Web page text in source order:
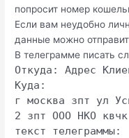
попросит номер
Если вам неудобно
данные можно
В телеграмме писать
Откуда: Адрес
Куда:
г москва зпт ул
2 зпт ООО НКО
текст телеграммы: